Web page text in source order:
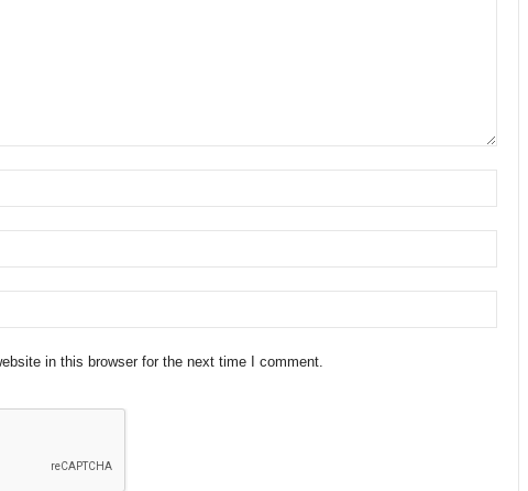
in this browser for the next time I comment.